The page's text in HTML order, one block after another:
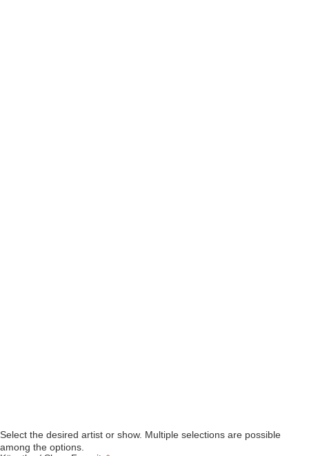
Select the desired artist or show. Multiple selections are possible
among the options.